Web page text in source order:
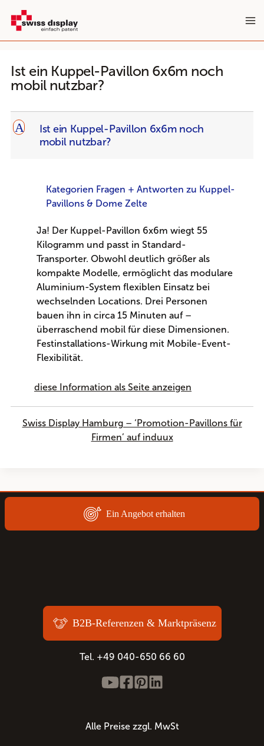
Inhalt
springen
Ist ein Kuppel-Pavillon 6x6m noch
mobil nutzbar?
A
Ist ein Kuppel-Pavillon 6x6m noch
mobil nutzbar?
Kategorien Fragen + Antworten zu Kuppel-
Pavillons & Dome Zelte
Ja! Der Kuppel-Pavillon 6x6m wiegt 55
Kilogramm und passt in Standard-
Transporter. Obwohl deutlich größer als
kompakte Modelle, ermöglicht das modulare
Aluminium-System flexiblen Einsatz bei
wechselnden Locations. Drei Personen
bauen ihn in circa 15 Minuten auf –
überraschend mobil für diese Dimensionen.
Festinstallations-Wirkung mit Mobile-Event-
Flexibilität.
diese Information als Seite anzeigen
Swiss Display Hamburg – ‘Promotion-Pavillons für
Firmen’ auf induux
Ein Angebot erhalten
B2B-Referenzen & Marktpräsenz
Tel. +49 040-650 66 60
Alle Preise zzgl. MwSt